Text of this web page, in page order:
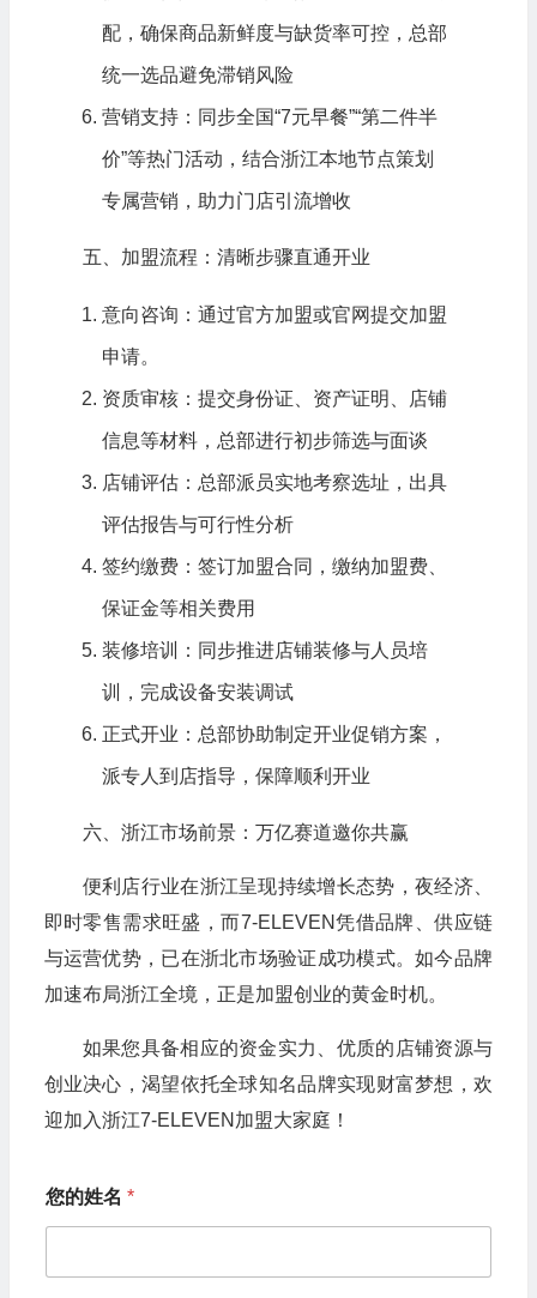
配，确保商品新鲜度与缺货率可控，总部
统一选品避免滞销风险
营销支持：同步全国“7元早餐”“第二件半
价”等热门活动，结合浙江本地节点策划
专属营销，助力门店引流增收
五、加盟流程：清晰步骤直通开业
意向咨询：通过官方加盟或官网提交加盟
申请。
资质审核：提交身份证、资产证明、店铺
信息等材料，总部进行初步筛选与面谈
店铺评估：总部派员实地考察选址，出具
评估报告与可行性分析
签约缴费：签订加盟合同，缴纳加盟费、
保证金等相关费用
装修培训：同步推进店铺装修与人员培
训，完成设备安装调试
正式开业：总部协助制定开业促销方案，
派专人到店指导，保障顺利开业
六、浙江市场前景：万亿赛道邀你共赢
便利店行业在浙江呈现持续增长态势，夜经济、
即时零售需求旺盛，而7-ELEVEN凭借品牌、供应链
与运营优势，已在浙北市场验证成功模式。如今品牌
加速布局浙江全境，正是加盟创业的黄金时机。
如果您具备相应的资金实力、优质的店铺资源与
创业决心，渴望依托全球知名品牌实现财富梦想，欢
迎加入浙江7-ELEVEN加盟大家庭！
您的姓名 *